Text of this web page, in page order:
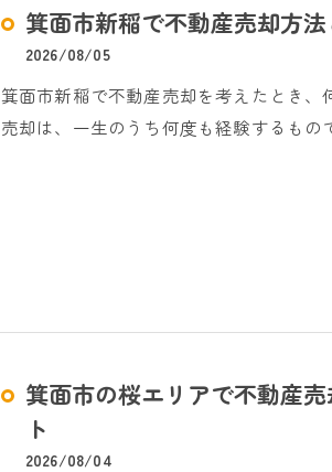
箕面市新稲で不動産売却方
2026/08/05
箕面市新稲で不動産売却を考えたとき
売却は、一生のうち何度も経験するも
箕面市の桜エリアで不動産
ト
2026/08/04